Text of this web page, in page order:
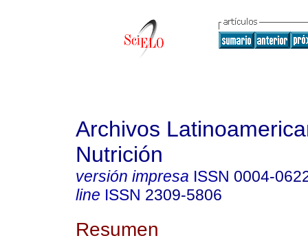
Archivos
Nutrición
versión impresa ISSN 0004-
line ISSN 2309-5806
Resumen